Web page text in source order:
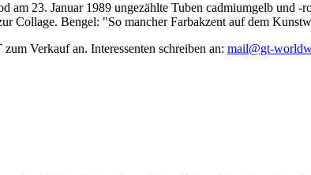
am 23. Januar 1989 ungezählte Tuben cadmiumgelb
Collage. Bengel: "So mancher Farbakzent auf dem
Verkauf an. Interessenten schreiben an: mail@gt-